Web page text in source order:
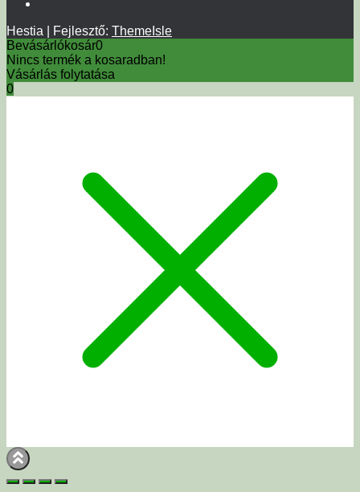
Hestia | Fejlesztő: ThemeIsle
Bevásárlókosár0
Nincs termék a kosaradban!
Vásárlás folytatása
0